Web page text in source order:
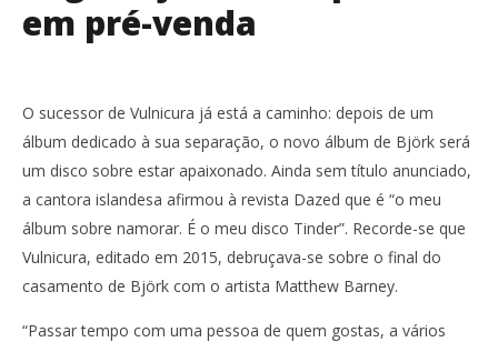
em pré-venda
O sucessor de Vulnicura já está a caminho: depois de um
álbum dedicado à sua separação, o novo álbum de Björk será
um disco sobre estar apaixonado. Ainda sem título anunciado,
a cantora islandesa afirmou à revista Dazed que é “o meu
álbum sobre namorar. É o meu disco Tinder”. Recorde-se que
Vulnicura, editado em 2015, debruçava-se sobre o final do
casamento de Björk com o artista Matthew Barney.
“Passar tempo com uma pessoa de quem gostas, a vários